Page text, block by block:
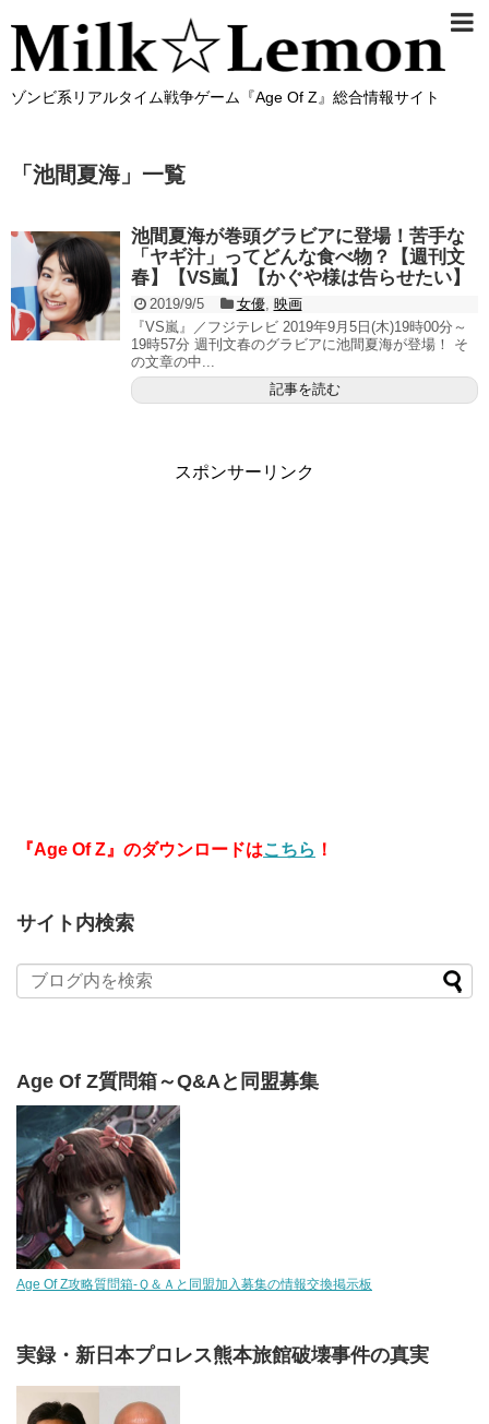
ゾンビ系リアルタイム戦争ゲーム『Age Of Z』総合情報サイト
「 池間夏海」 一覧
池間夏海が巻頭グラビアに登場！苦手な
「ヤギ汁」ってどんな食べ物？【週刊文
春】【VS嵐】【かぐや様は告らせたい】
2019/9/5 女優, 映画
『VS嵐』／フジテレビ 2019年9月5日(木)19時00分～
19時57分 週刊文春のグラビアに池間夏海が登場！ そ
の文章の中...
記事を読む
スポンサーリンク
『Age Of Z』のダウンロードはこちら ！
サイト内検索
Age Of Z質問箱～Q&Aと同盟募集
Age Of Z攻略質問箱-Ｑ＆Ａと同盟加入募集の情報交換掲示板
実録・新日本プロレス熊本旅館破壊事件の真実